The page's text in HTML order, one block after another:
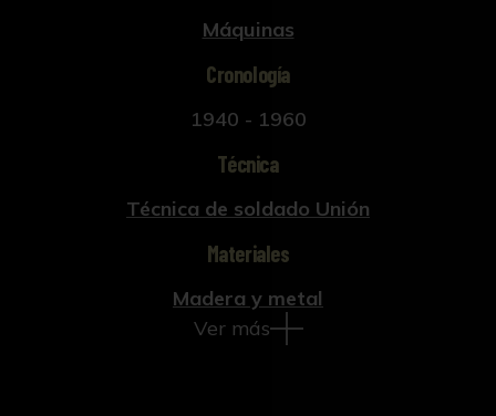
Máquinas
Cronología
1940 - 1960
Técnica
Técnica de soldado Unión
Materiales
Madera y metal
Ver más